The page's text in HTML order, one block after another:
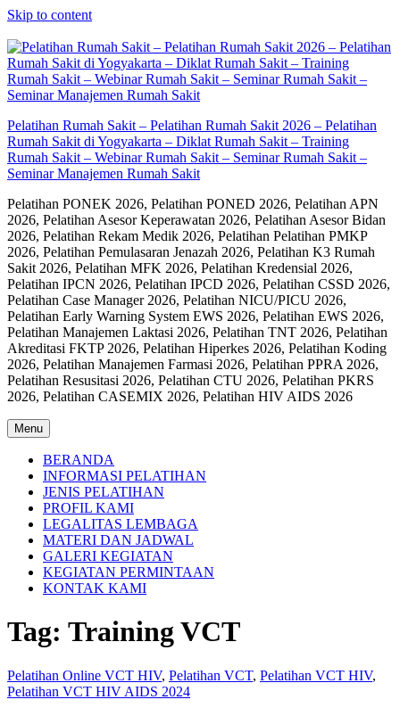
Skip to content
Pelatihan Rumah Sakit – Pelatihan Rumah Sakit 2026 – Pelatihan
Rumah Sakit di Yogyakarta – Diklat Rumah Sakit – Training
Rumah Sakit – Webinar Rumah Sakit – Seminar Rumah Sakit –
Seminar Manajemen Rumah Sakit
Pelatihan PONEK 2026, Pelatihan PONED 2026, Pelatihan APN
2026, Pelatihan Asesor Keperawatan 2026, Pelatihan Asesor Bidan
2026, Pelatihan Rekam Medik 2026, Pelatihan Pelatihan PMKP
2026, Pelatihan Pemulasaran Jenazah 2026, Pelatihan K3 Rumah
Sakit 2026, Pelatihan MFK 2026, Pelatihan Kredensial 2026,
Pelatihan IPCN 2026, Pelatihan IPCD 2026, Pelatihan CSSD 2026,
Pelatihan Case Manager 2026, Pelatihan NICU/PICU 2026,
Pelatihan Early Warning System EWS 2026, Pelatihan EWS 2026,
Pelatihan Manajemen Laktasi 2026, Pelatihan TNT 2026, Pelatihan
Akreditasi FKTP 2026, Pelatihan Hiperkes 2026, Pelatihan Koding
2026, Pelatihan Manajemen Farmasi 2026, Pelatihan PPRA 2026,
Pelatihan Resusitasi 2026, Pelatihan CTU 2026, Pelatihan PKRS
2026, Pelatihan CASEMIX 2026, Pelatihan HIV AIDS 2026
Menu
BERANDA
INFORMASI PELATIHAN
JENIS PELATIHAN
PROFIL KAMI
LEGALITAS LEMBAGA
MATERI DAN JADWAL
GALERI KEGIATAN
KEGIATAN PERMINTAAN
KONTAK KAMI
Tag: Training VCT
Pelatihan Online VCT HIV, Pelatihan VCT, Pelatihan VCT HIV,
Pelatihan VCT HIV AIDS 2024